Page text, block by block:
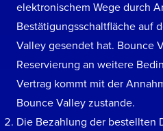
elektronischem Wege durch
Bestätigungsschaltfläche auf
Valley gesendet hat. Bounce
Reservierung an weitere
Vertrag kommt mit der
Bounce Valley zustande.
Die Bezahlung der bestellten